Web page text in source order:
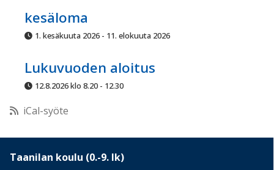
12:00
14:00
15:00
kesäloma
1. kesäkuuta 2026 - 11. elokuuta 2026
Lukuvuoden aloitus
12.8.2026 klo 8.20 - 12.30
iCal-syöte
Taanilan koulu (0.-9. lk)